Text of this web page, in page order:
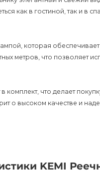
как в гостиной, так и в
которая
метров, что позволяет
комплект, что делает
о высоком качестве и
помещениях.
невозможно.
в помещении.
KEMI